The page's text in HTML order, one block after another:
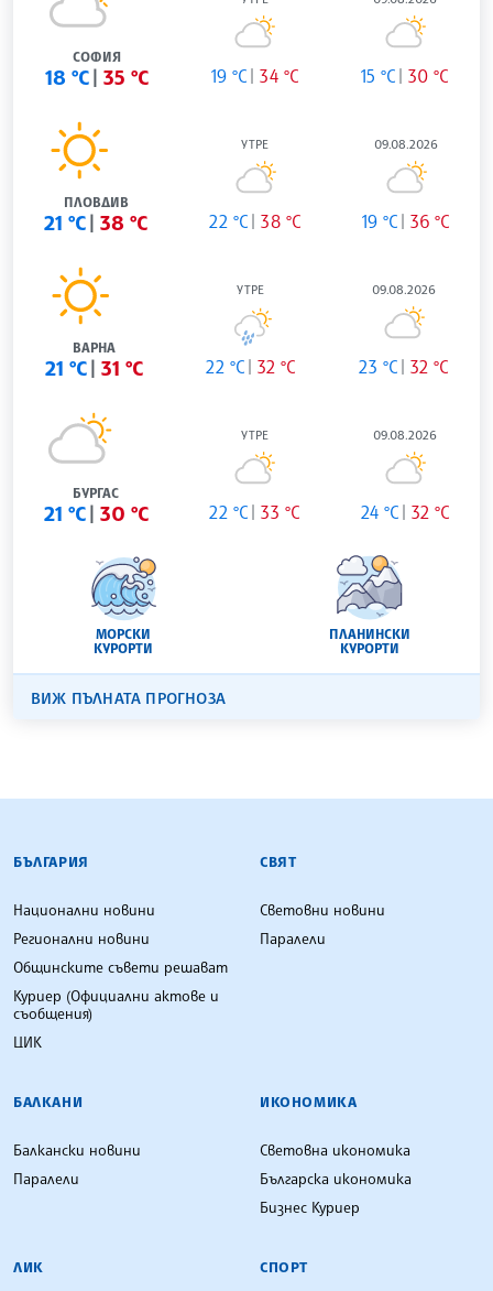
СОФИЯ
18 °C 35 °C 19 °C 34 °C 15 °C 30 °C
ПЛОВДИВ
21 °C 38 °C
УТРЕ
22 °C 38 °C
09.08.2026
19 °C 36 °C
ВАРНА
21 °C 31 °C
УТРЕ
22 °C 32 °C
09.08.2026
23 °C 32 °C
БУРГАС
21 °C 30 °C
УТРЕ
22 °C 33 °C
09.08.2026
24 °C 32 °C
МОРСКИ
КУРОРТИ
ПЛАНИНСКИ
КУРОРТИ
ВИЖ ПЪЛНАТА ПРОГНОЗА
БЪЛГАРСКА ТЕЛЕГРАФНА АГЕНЦИЯ
БЪЛГАРИЯ
Национални новини
Регионални новини
Общинските съвети решават
Куриер (Официални актове и
съобщения)
ЦИК
СВЯТ
Световни новини
Паралели
БАЛКАНИ
Балкански новини
Паралели
ИКОНОМИКА
Световна икономика
Българска икономика
Бизнес Куриер
ЛИК СПОРТ